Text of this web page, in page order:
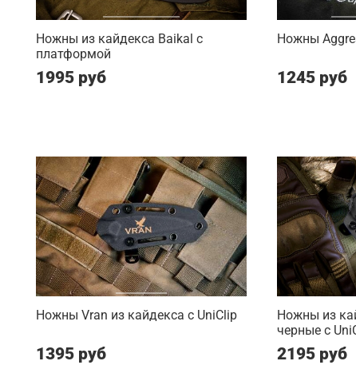
Ножны из кайдекса Baikal с
платформой
1995 руб
Ножны
1245 руб
Ножны Vran из кайдекса c UniClip
1395 руб
Ножны из
черные c
2195 руб